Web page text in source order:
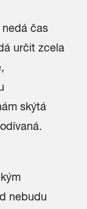
čas
určit zcela
skýtá
nebudu